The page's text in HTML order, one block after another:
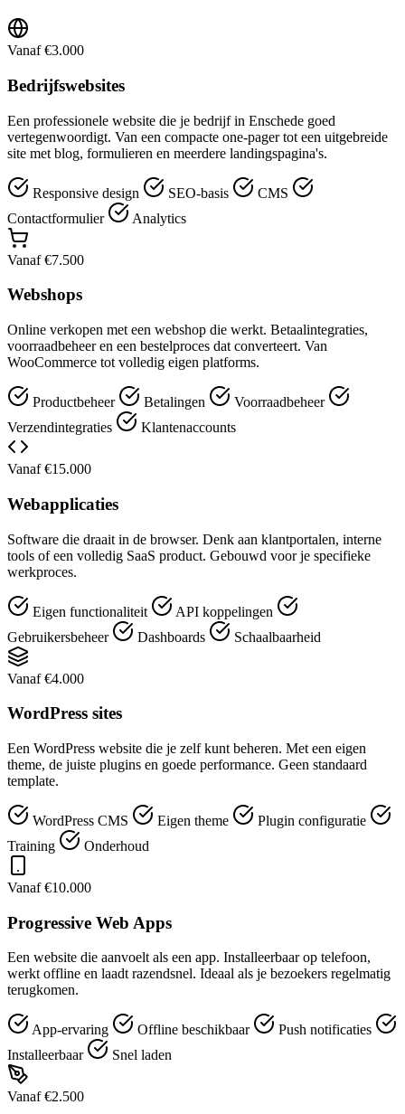
Vanaf €3.000
Bedrijfswebsites
Een professionele website die je bedrijf in Enschede goed
vertegenwoordigt. Van een compacte one-pager tot een uitgebreide
site met blog, formulieren en meerdere landingspagina's.
Responsive design SEO-basis
CMS
Contactformulier
Analytics
Vanaf €7.500
Webshops
Online verkopen met een webshop die werkt. Betaalintegraties,
voorraadbeheer en een bestelproces dat converteert. Van
WooCommerce tot volledig eigen platforms.
Productbeheer Betalingen
Voorraadbeheer
Verzendintegraties
Klantenaccounts
Vanaf €15.000
Webapplicaties
Software die draait in de browser. Denk aan klantportalen, interne
tools of een volledig SaaS product. Gebouwd voor je specifieke
werkproces.
Eigen functionaliteit
API koppelingen
Gebruikersbeheer
Dashboards Schaalbaarheid
Vanaf €4.000
WordPress sites
Een WordPress website die je zelf kunt beheren. Met een eigen
theme, de juiste plugins en goede performance. Geen standaard
template.
WordPress CMS Eigen theme
Plugin configuratie
Training
Onderhoud
Vanaf €10.000
Progressive Web Apps
Een website die aanvoelt als een app. Installeerbaar op telefoon,
werkt offline en laadt razendsnel. Ideaal als je bezoekers regelmatig
terugkomen.
App-ervaring Offline beschikbaar
Push notificaties
Installeerbaar
Snel laden
Vanaf €2.500